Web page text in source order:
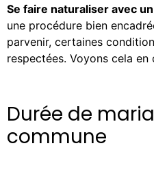
Se faire naturaliser avec
une procédure bien
parvenir, certaines
respectées. Voyons cela en
Durée de
commune